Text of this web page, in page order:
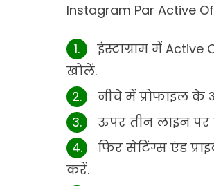
Instagram Par Active
इंस्टाग्राम में
खोलें.
नीचे में प्रोफाइल
ऊपर तीन लाइन
फिर सेटिंग्स एंड
करें.